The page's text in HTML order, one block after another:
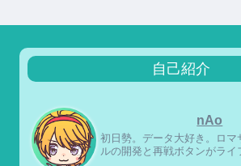
自己紹介
nAo
初日勢。データ大好き。ロマ
ルの開発と再戦ボタンがライ